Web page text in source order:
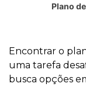
Plano
Encontrar o
uma tarefa
busca opções